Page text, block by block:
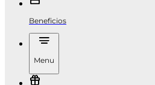
Beneficios
Menu